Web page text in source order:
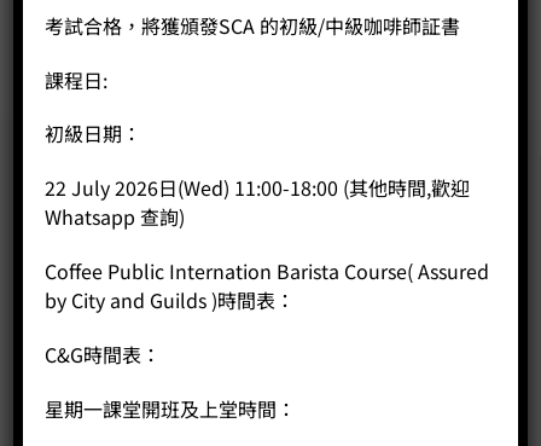
BUY NOW
考試合格，將獲頒發SCA 的初級/中級咖啡師証書
課程日:
初級日期：
22 July 2026日(Wed) 11:00-18:00 (其他時間,歡迎
Whatsapp 查詢)
Coffee Public Internation Barista Course( Assured
by City and Guilds )時間表：
C&G時間表：
星期一課堂開班及上堂時間：